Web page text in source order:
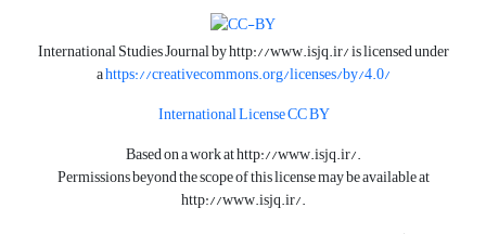
International Studies Journal byhttp://www.isjq.ir/is licensed under
ahttps://creativecommons.org/licenses/by/4.0/
International License CC BY
Based on a work athttp://www.isjq.ir/.
Permissions beyond the scope of this license may be available at
http://www.isjq.ir/.